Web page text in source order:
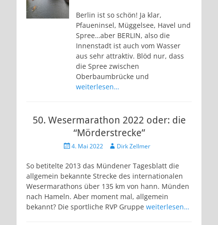
Berlin ist so schön! Ja klar,
Pfaueninsel, Müggelsee, Havel und
Spree…aber BERLIN, also die
Innenstadt ist auch vom Wasser
aus sehr attraktiv. Blöd nur, dass
die Spree zwischen
Oberbaumbrücke und
weiterlesen…
50. Wesermarathon 2022 oder: die
“Mörderstrecke”
Veröffentlicht
4. Mai 2022 AutorDirk Zellmer
So betitelte 2013 das Mündener Tagesblatt die
allgemein bekannte Strecke des internationalen
Wesermarathons über 135 km von hann. Münden
nach Hameln. Aber moment mal, allgemein
bekannt? Die sportliche RVP Gruppe weiterlesen…